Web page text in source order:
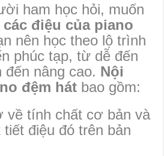
ham học hỏi, muốn
các điệu của piano
nên học theo lộ trình
phúc tạp, từ dễ đến
nâng cao. Nội
đệm hát bao gồm:
về tính chất cơ bản và
điệu đó trên bản